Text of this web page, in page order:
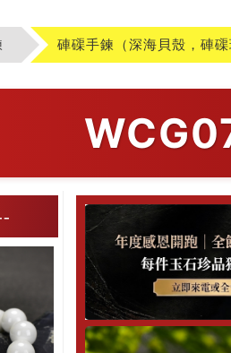
硨磲手鍊（深海貝殼，硨